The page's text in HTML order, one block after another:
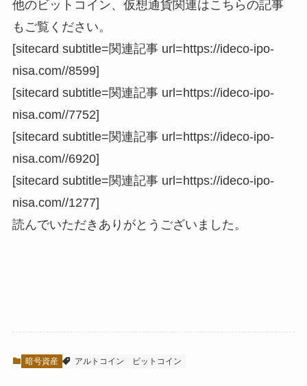
他のビットコイン、仮想通貨関連はこちらの記事
もご覧ください。
[sitecard subtitle=関連記事 url=https://ideco-ipo-
nisa.com//8599]
[sitecard subtitle=関連記事 url=https://ideco-ipo-
nisa.com//7752]
[sitecard subtitle=関連記事 url=https://ideco-ipo-
nisa.com//6920]
[sitecard subtitle=関連記事 url=https://ideco-ipo-
nisa.com//1277]
読んでいただきありがとうございました。
暗号資産 アルトコイン ビットコイン